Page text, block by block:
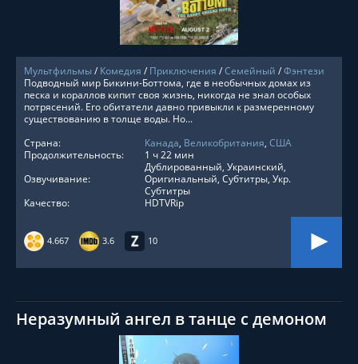
Мультфильмы/ Комедия / Приключения /Семейный /Фэнтези
4.667 3.6 10
Подводный мир Бикини-Боттома, где в необычных домах из
песка и кораллов кипит своя жизнь, никогда не знал особых
потрясений. Его обитатели давно привыкли к размеренному
существованию в толще воды. Но...
Страна:
Канада, Великобритания, США
Продолжительность:
1 ч 22 мин
Озвучивание:
Дублированный, Украинский,
Оригинальный, Субтитры, Укр.
Субтитры
Качество:
HDTVRip
Неразумный ангел в танце с демоном